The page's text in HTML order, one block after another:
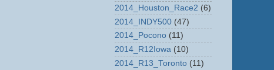
2014_Houston_Race2 (6)
2014_INDY500 (47)
2014_Pocono (11)
2014_R12Iowa (10)
2014_R13_Toronto (11)